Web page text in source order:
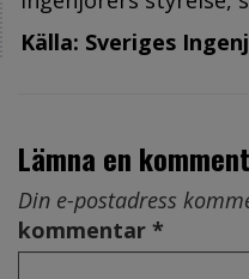
Källa: Sveriges
Lämna en
Din e-postadress
kommentar *